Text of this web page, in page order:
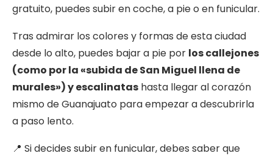
gratuito, puedes subir en coche, a pie o en funicular.
Tras admirar los colores y formas de esta ciudad
desde lo alto, puedes bajar a pie por los callejones
(como por la «subida de San Miguel llena de
murales») y escalinatas hasta llegar al corazón
mismo de Guanajuato para empezar a descubrirla
a paso lento.
📍 Si decides subir en funicular, debes saber que